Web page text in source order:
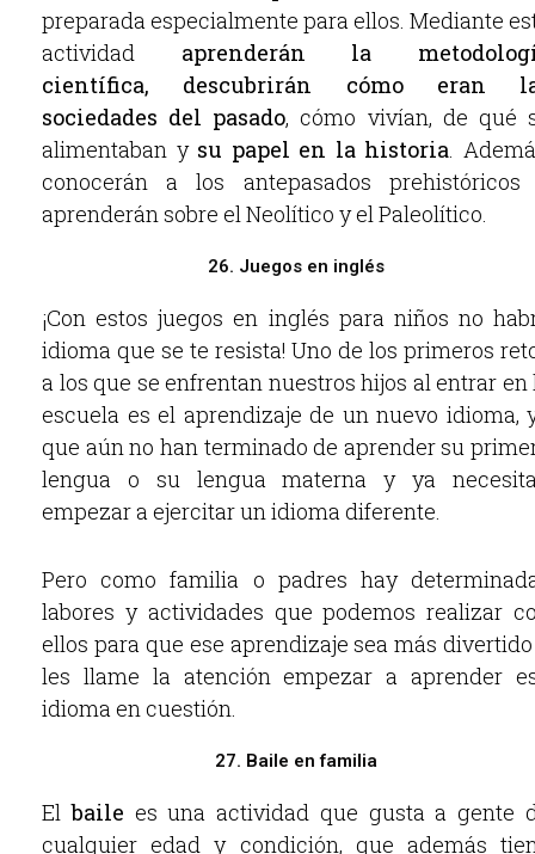
preparada especialmente para ellos. Mediante
actividad aprenderán la
científica,
descubrirán cómo eran
sociedades del pasado, cómo vivían, de qué
alimentaban y su papel en la historia.
conocerán a los antepasados
aprenderán sobre el Neolítico y el Paleolítico.
26. Juegos en inglés
¡Con estos juegos en inglés para niños no
idioma que se te resista! Uno de los primeros
a los que se enfrentan nuestros hijos al entrar en
escuela es el aprendizaje de un nuevo idioma,
que aún no han terminado de aprender su
lengua o su lengua materna y ya
empezar a ejercitar un idioma diferente.
Pero como familia o padres hay
labores y actividades que podemos realizar
ellos para que ese aprendizaje sea más
les llame la atención empezar a aprender
idioma en cuestión.
27. Baile en familia
Elbaile es una actividad que gusta a gente
cualquier edad y condición, que además